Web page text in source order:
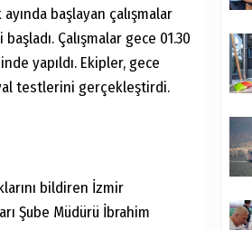
başlayan çalışmalar
Çalışmalar gece 01.30
yapıldı. Ekipler, gece
testlerini gerçekleştirdi.
bildiren İzmir
Şube Müdürü İbrahim